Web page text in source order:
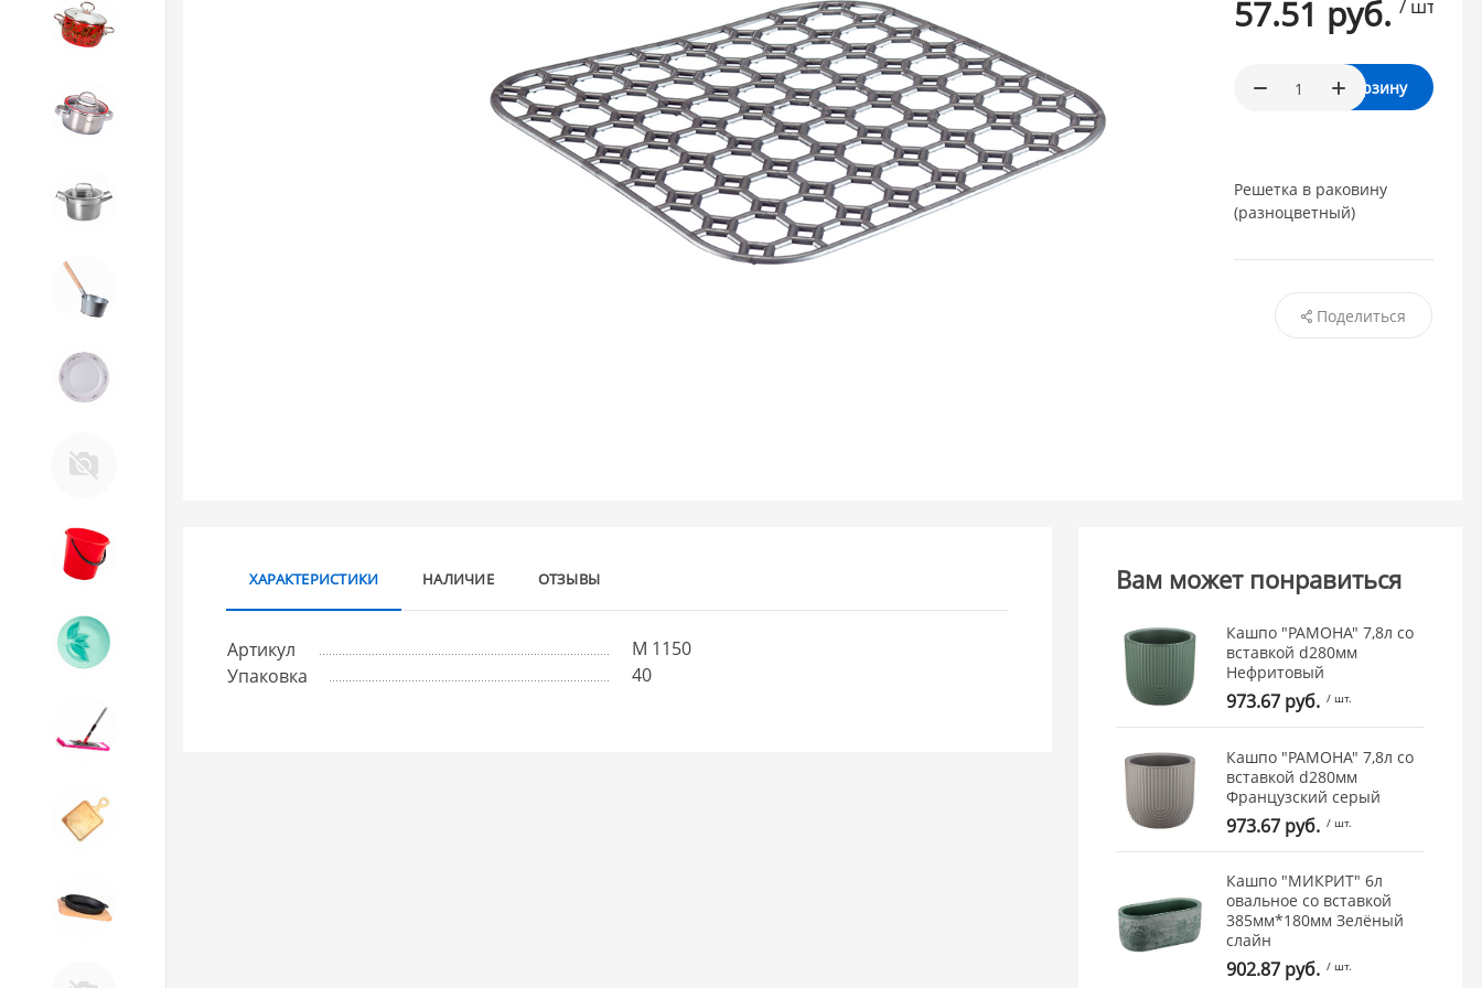
9. Посуда из СТЕКЛА
57.51 руб. / шт.
В корзину
Решетка в раковину
(разноцветный)
Поделиться
ХАРАКТЕРИСТИКИ НАЛИЧИЕ ОТЗЫВЫ
Артикул
М 1150
Упаковка
40
Вам может понравиться
Кашпо "РАМОНА" 7,8л со
вставкой d280мм
Нефритовый
973.67 руб. / шт.
Кашпо "РАМОНА" 7,8л со
вставкой d280мм
Французcкий серый
973.67 руб. / шт.
Кашпо "МИКРИТ" 6л
овальное со вставкой
385мм*180мм Зелёный
слайн
902.87 руб. / шт.